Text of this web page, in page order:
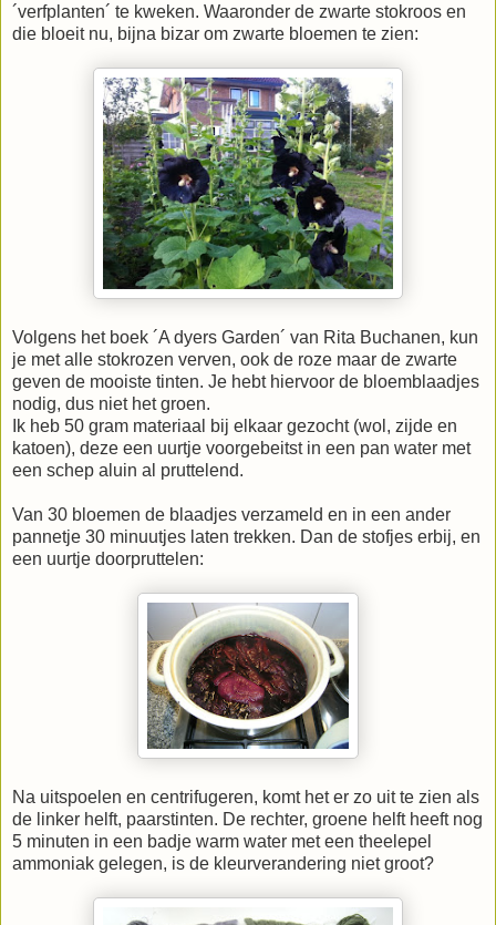
´verfplanten´ te kweken. Waaronder de zwarte stokroos en
die bloeit nu, bijna bizar om zwarte bloemen te zien:
Volgens het boek ´A dyers Garden´ van Rita Buchanen, kun
je met alle stokrozen verven, ook de roze maar de zwarte
geven de mooiste tinten. Je hebt hiervoor de bloemblaadjes
nodig, dus niet het groen.
Ik heb 50 gram materiaal bij elkaar gezocht (wol, zijde en
katoen), deze een uurtje voorgebeitst in een pan water met
een schep aluin al pruttelend.
Van 30 bloemen de blaadjes verzameld en in een ander
pannetje 30 minuutjes laten trekken. Dan de stofjes erbij, en
een uurtje doorpruttelen:
Na uitspoelen en centrifugeren, komt het er zo uit te zien als
de linker helft, paarstinten. De rechter, groene helft heeft nog
5 minuten in een badje warm water met een theelepel
ammoniak gelegen, is de kleurverandering niet groot?